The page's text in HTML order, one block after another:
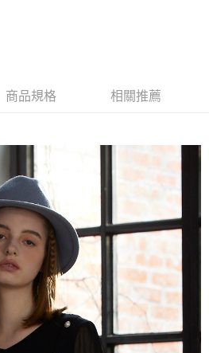
以上)免運費
以上)免運費
以上)免運費
含以上)免運費
商品規格 相關推薦